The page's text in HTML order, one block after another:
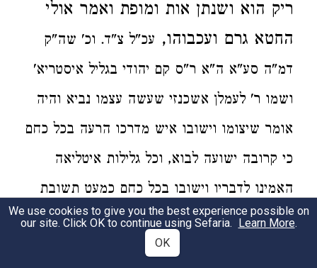
ריק הוא ושנתן אות ומופת ואמר אולי
החטא גרם ועכבוהו, עכ"ל צ"ד. וכ' שה"ק
דמ"ה סע"א ה"א ר"ס קם יהודי בגליל איסטריא'
ושמו ר' לעמלן אשכנזי שעשה עצמו נביא והיה
אומר שיצומו וישובו איש מדרכו הרעה בכל כחם
כי קרובה ישועה לבוא, וכל גלילות איטליאה
האמינו לדבריו וישובו בכל כחם כמעט תשובת
נינוה דבר פלא, וימת האיש ולא בא משיח וגלגל
המרות גדולות, כי בראות הפתאים שלא בא
We use cookies to give you the best experience possible on
our site. Click OK to continue using Sefaria. Learn More.
OK